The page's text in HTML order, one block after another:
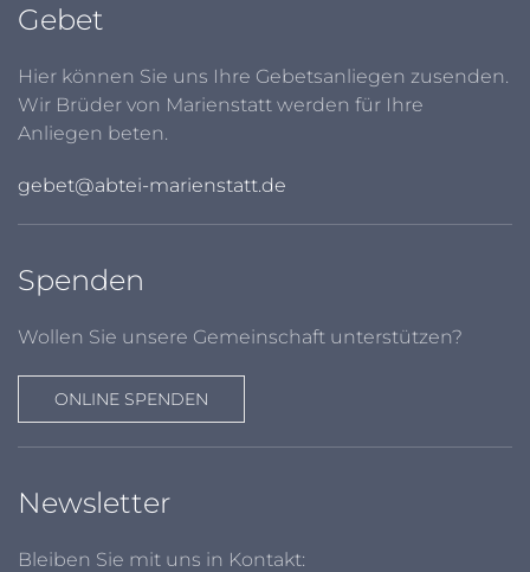
Gebet
Hier können Sie uns Ihre Gebetsanliegen zusenden.
Wir Brüder von Marienstatt werden für Ihre
Anliegen beten.
gebet@abtei-marienstatt.de
Spenden
Wollen Sie unsere Gemeinschaft unterstützen?
ONLINE SPENDEN
Newsletter
Bleiben Sie mit uns in Kontakt: